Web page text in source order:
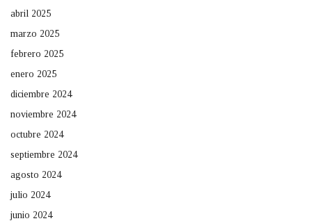
abril 2025
marzo 2025
febrero 2025
enero 2025
diciembre 2024
noviembre 2024
octubre 2024
septiembre 2024
agosto 2024
julio 2024
junio 2024